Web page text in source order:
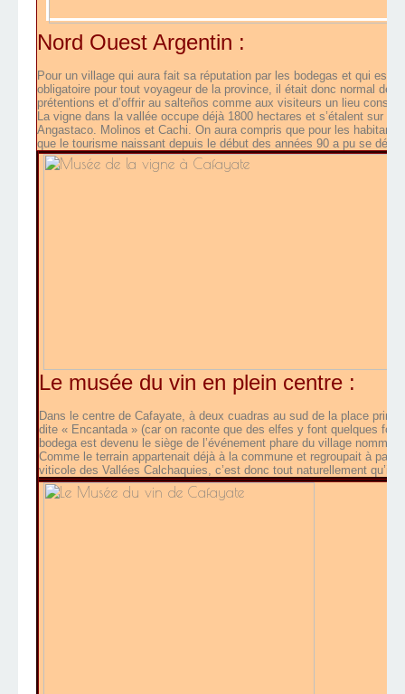
Nord Ouest Argentin :
Pour un village qui aura fait sa réputation par les bodegas et qui est
obligatoire pour tout voyageur de la province, il était donc normal de
prétentions et d’offrir au salteños comme aux visiteurs un lieu
La vigne dans la vallée occupe déjà 1800 hectares et s’étalent sur
Angastaco. Molinos et Cachi. On aura compris que pour les
que le tourisme naissant depuis le début des années 90 a pu se
Le musée du vin en plein centre :
Dans le centre de Cafayate, à deux cuadras au sud de la place
dite « Encantada » (car on raconte que des elfes y font quelques
bodega est devenu le siège de l’événement phare du village
Comme le terrain appartenait déjà à la commune et regroupait à
viticole des Vallées Calchaquies, c’est donc tout naturellement qu’il